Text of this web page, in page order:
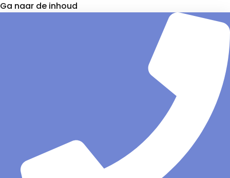
Ga naar de inhoud